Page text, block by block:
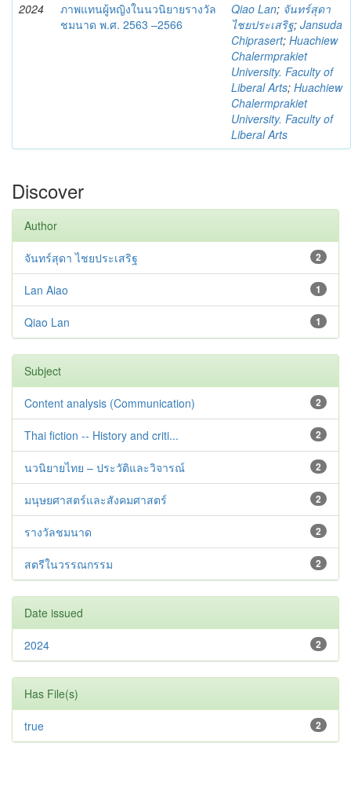
2024
ภาพแทนผู้หญิงในนวนิยายรางวัล
ชมนาด พ.ศ. 2563 –2566
Qiao Lan; จันทร์สุดา
ไชยประเสริฐ; Jansuda
Chiprasert; Huachiew
Chalermprakiet
University. Faculty of
Liberal Arts; Huachiew
Chalermprakiet
University. Faculty of
Liberal Arts
Discover
Author
2
จันทร์สุดา ไชยประเสริฐ
1
Lan Aiao
1
Qiao Lan
Subject
2
Content analysis (Communication)
2
Thai fiction -- History and criti...
2
นวนิยายไทย – ประวัติและวิจารณ์
2
มนุษยศาสตร์และสังคมศาสตร์
2
รางวัลชมนาด
2
สตรีในวรรณกรรม
Date issued
2
2024
Has File(s)
2
true